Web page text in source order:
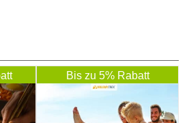
Bis zu 5% Rabatt